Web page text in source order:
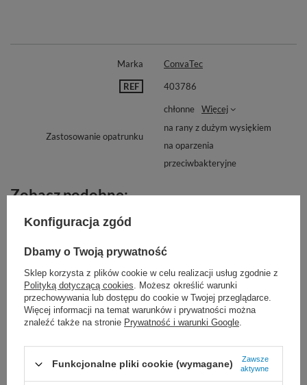
Marka ConvaTec
REF 403786
Zastosowanie opatrunku
chłonne
Więcej
na rany z dużym wysiękiem
na oparzenia
przeciwbakteryjne
Zobacz podobne:
prosta
Opaska tkana ROSIDAL K -
L&R
Konfiguracja zgód
Dbamy o Twoją prywatność
Sklep korzysta z plików cookie w celu realizacji usług zgodnie z
Polityką dotyczącą cookies. Możesz określić warunki
przechowywania lub dostępu do cookie w Twojej przeglądarce.
Więcej informacji na temat warunków i prywatności można
znaleźć także na stronie Prywatność i warunki Google.
Funkcjonalne pliki cookie (wymagane)
Zawsze
aktywne